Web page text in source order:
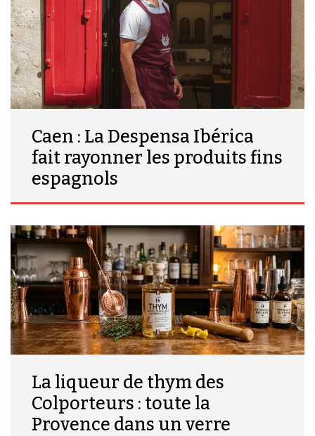
Caen : La Despensa Ibérica
fait rayonner les produits fins
espagnols
La liqueur de thym des
Colporteurs : toute la
Provence dans un verre